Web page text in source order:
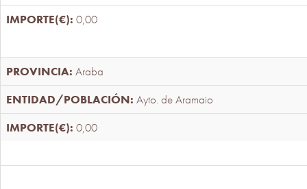
0,00
Araba
Ayto. de Aramaio
0,00